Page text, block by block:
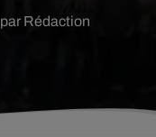
Rédaction